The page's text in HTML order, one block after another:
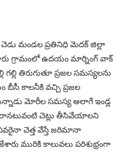
మండల ప్రతినిధి మెదక్ జిల్లా
గ్రామంలో ఉదయం మార్నింగ్ వాక్
తిరుగుతూ ప్రజల సమస్యలను
బీసీ కాలనీకి వచ్చి ప్రజల
మోరీల సమస్య అలాగే ఇండ్ల
చెట్లు తీసివేయాలని
చెత్త వేస్తే జరిమానా
మురికి కాలువలు పరిశుభ్రంగా